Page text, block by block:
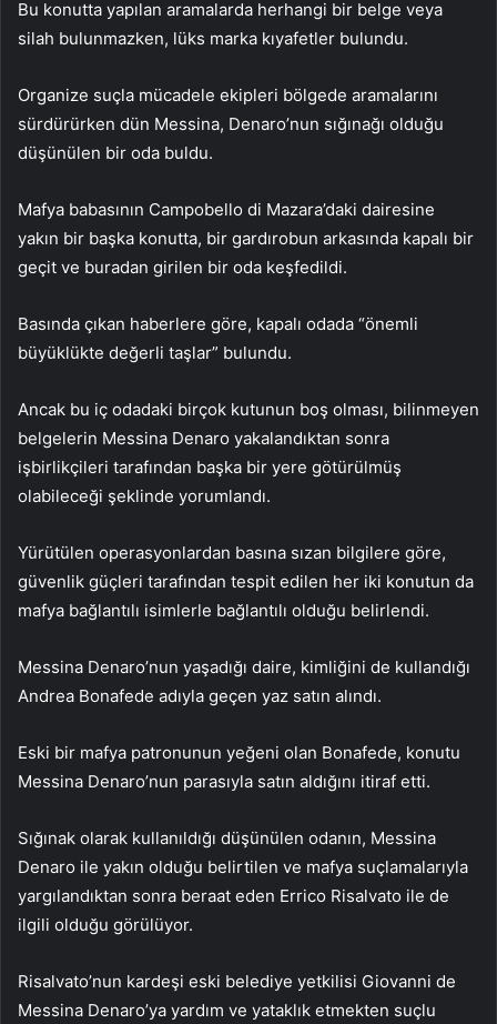
Bu konutta yapılan aramalarda herhangi bir belge veya
silah bulunmazken, lüks marka kıyafetler bulundu.
Organize suçla mücadele ekipleri bölgede aramalarını
sürdürürken dün Messina, Denaro’nun sığınağı olduğu
düşünülen bir oda buldu.
Mafya babasının Campobello di Mazara’daki dairesine
yakın bir başka konutta, bir gardırobun arkasında kapalı bir
geçit ve buradan girilen bir oda keşfedildi.
Basında çıkan haberlere göre, kapalı odada “önemli
büyüklükte değerli taşlar” bulundu.
Ancak bu iç odadaki birçok kutunun boş olması, bilinmeyen
belgelerin Messina Denaro yakalandıktan sonra
işbirlikçileri tarafından başka bir yere götürülmüş
olabileceği şeklinde yorumlandı.
Yürütülen operasyonlardan basına sızan bilgilere göre,
güvenlik güçleri tarafından tespit edilen her iki konutun da
mafya bağlantılı isimlerle bağlantılı olduğu belirlendi.
Messina Denaro’nun yaşadığı daire, kimliğini de kullandığı
Andrea Bonafede adıyla geçen yaz satın alındı.
Eski bir mafya patronunun yeğeni olan Bonafede, konutu
Messina Denaro’nun parasıyla satın aldığını itiraf etti.
Sığınak olarak kullanıldığı düşünülen odanın, Messina
Denaro ile yakın olduğu belirtilen ve mafya suçlamalarıyla
yargılandıktan sonra beraat eden Errico Risalvato ile de
ilgili olduğu görülüyor.
Risalvato’nun kardeşi eski belediye yetkilisi Giovanni de
Messina Denaro’ya yardım ve yataklık etmekten suçlu